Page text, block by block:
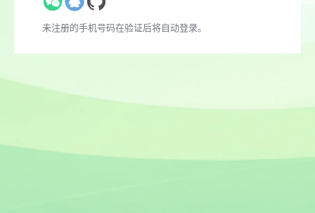
未注册的手机号码在验证后将自动登录。